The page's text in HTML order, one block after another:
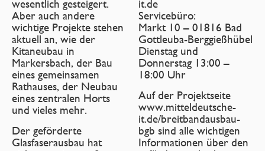
wesentlich gesteigert.
Aber auch andere
wichtige Projekte stehen
aktuell an, wie der
Kitaneubau in
Markersbach, der Bau
eines gemeinsamen
Rathauses, der Neubau
eines zentralen Horts
und vieles mehr.
Der geförderte
Glasfaserausbau hat
it.de
Servicebüro:
Markt 10 – 01816 Bad
Gottleuba-Berggießhübel
Dienstag und
Donnerstag 13:00 –
18:00 Uhr
Auf der Projektseite
www.mitteldeutsche-
it.de/breitbandausbau-
bgb sind alle wichtigen
Informationen über den